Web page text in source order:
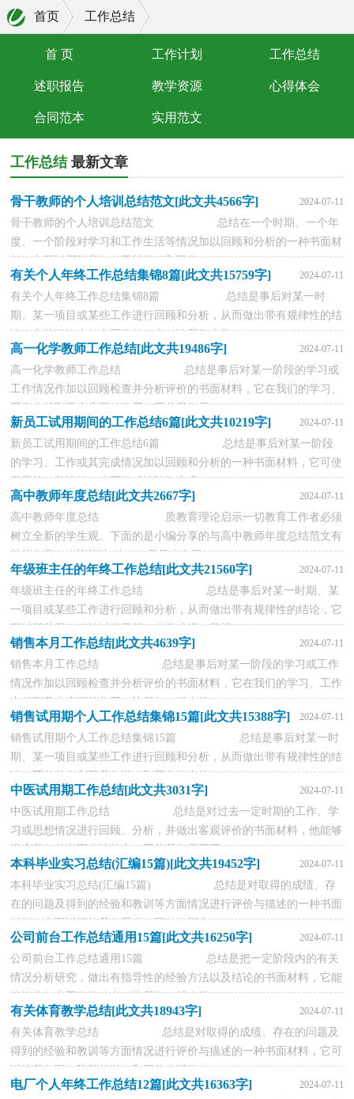
首页 工作总结
首 页 工作计划 工作总结
述职报告 教学资源 心得体会
合同范本 实用范文
工作总结 最新文章
骨干教师的个人培训总结范文[此文共4566字] 2024-07-11
骨干教师的个人培训总结范文 总结在一个时期、一个年
度、一个阶段对学习和工作生活等情况加以回顾和分析的一种书面材
料，它可以帮助我们有寻找学习和工作...
有关个人年终工作总结集锦8篇[此文共15759字] 2024-07-11
有关个人年终工作总结集锦8篇 总结是事后对某一时
期、某一项目或某些工作进行回顾和分析，从而做出带有规律性的结
论，它能够给人努力工作的动力，让我们来为...
高一化学教师工作总结[此文共19486字] 2024-07-11
高一化学教师工作总结 总结是事后对某一阶段的学习或
工作情况作加以回顾检查并分析评价的书面材料，它在我们的学习、
工作中起到呈上启下的作用，因此我们需...
新员工试用期间的工作总结6篇[此文共10219字] 2024-07-11
新员工试用期间的工作总结6篇 总结是事后对某一阶段
的学习、工作或其完成情况加以回顾和分析的一种书面材料，它可使
零星的、肤浅的、表面的感性认知上升...
高中教师年度总结[此文共2667字] 2024-07-11
高中教师年度总结 质教育理论启示一切教育工作者必须
树立全新的学生观。下面的是小编分享的与高中教师年度总结范文有
关的文章，欢迎阅读!篇一：我是来自于...
年级班主任的年终工作总结[此文共21560字] 2024-07-11
年级班主任的年终工作总结 总结是事后对某一时期、某
一项目或某些工作进行回顾和分析，从而做出带有规律性的结论，它
可以帮助我们总结以往思想，发扬成绩，我想...
销售本月工作总结[此文共4639字] 2024-07-11
销售本月工作总结 总结是事后对某一阶段的学习或工作
情况作加以回顾检查并分析评价的书面材料，它在我们的学习、工作
中起到呈上启下的作用，让我们一起来学...
销售试用期个人工作总结集锦15篇[此文共15388字] 2024-07-11
销售试用期个人工作总结集锦15篇 总结是事后对某一时
期、某一项目或某些工作进行回顾和分析，从而做出带有规律性的结
论，写总结有利于我们学习和工作能力的...
中医试用期工作总结[此文共3031字] 2024-07-11
中医试用期工作总结 总结是对过去一定时期的工作、学
习或思想情况进行回顾、分析，并做出客观评价的书面材料，他能够
提升我们的书面表达能力，因此我们需要回...
本科毕业实习总结(汇编15篇)[此文共19452字] 2024-07-11
本科毕业实习总结(汇编15篇) 总结是对取得的成绩、存
在的问题及得到的经验和教训等方面情况进行评价与描述的一种书面
材料，它可以促使我们思考，不如静下心...
公司前台工作总结通用15篇[此文共16250字] 2024-07-11
公司前台工作总结通用15篇 总结是把一定阶段内的有关
情况分析研究，做出有指导性的经验方法以及结论的书面材料，它能
够给人努力工作的动力，让我们一起来学习...
有关体育教学总结[此文共18943字] 2024-07-11
有关体育教学总结 总结是对取得的成绩、存在的问题及
得到的经验和教训等方面情况进行评价与描述的一种书面材料，它可
以给我们下一阶段的学习和工作生活做...
电厂个人年终工作总结12篇[此文共16363字] 2024-07-11